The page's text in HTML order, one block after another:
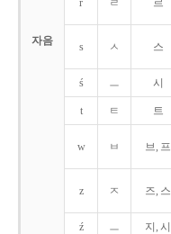
자음
r ㄹ 르
s ㅅ 스
ś ㅡ 시
t ㅌ 트
w ㅂ 브, 프
z ㅈ 즈, 스
ź ㅡ 지, 시